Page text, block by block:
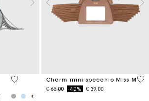
5 out of 5 Customer Rating
Charm mini specchio Miss M
Price reduced from
€ 65,00to-40% € 39,00
5